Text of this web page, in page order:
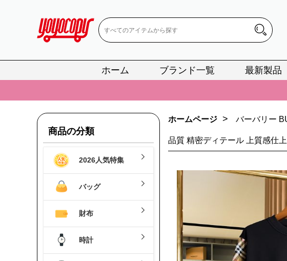
ホーム ブランド一覧 最新製品
📢 当店は正真正銘のn級スーパ
📢 2026春の新作続々
📢 新作入荷！ルイ・ヴィトンス
📢 当店は正真正銘のn級スーパー
📢 新作入荷！ルイ・ヴィトンス
商品の分類
2026人気特集
バッグ
財布
時計
ホームページ > バーバリー
品質 精密ディテール 上質感仕